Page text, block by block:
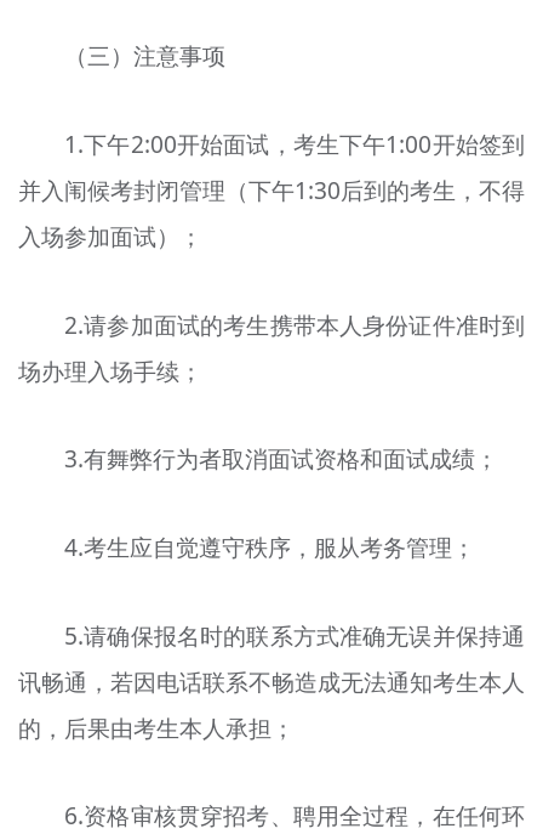
（三）注意事项
1.下午2:00开始面试，考生下午1:00开始签到
并入闱候考封闭管理（下午1:30后到的考生，不得
入场参加面试）；
2.请参加面试的考生携带本人身份证件准时到
场办理入场手续；
3.有舞弊行为者取消面试资格和面试成绩；
4.考生应自觉遵守秩序，服从考务管理；
5.请确保报名时的联系方式准确无误并保持通
讯畅通，若因电话联系不畅造成无法通知考生本人
的，后果由考生本人承担；
6.资格审核贯穿招考、聘用全过程，在任何环